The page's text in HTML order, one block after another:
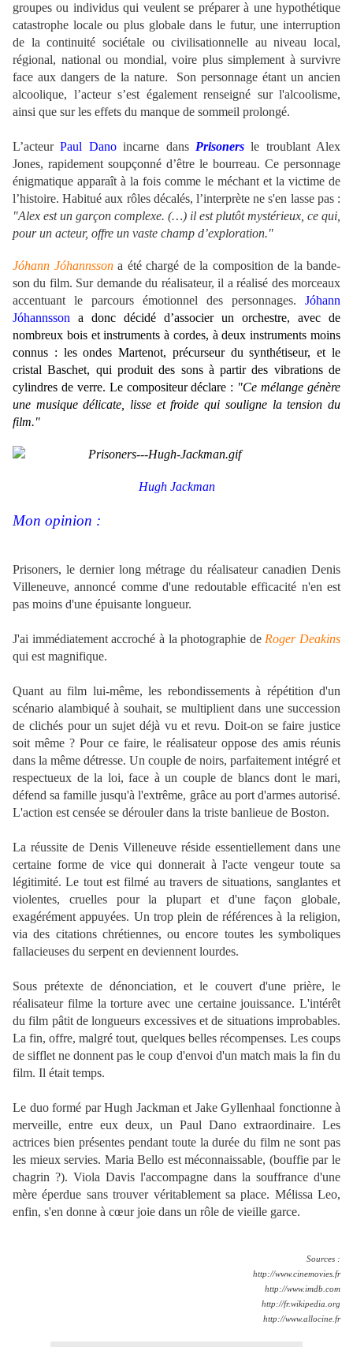
groupes ou individus qui veulent se préparer à une hypothétique
catastrophe locale ou plus globale dans le futur, une interruption
de la continuité sociétale ou civilisationnelle au niveau local,
régional, national ou mondial, voire plus simplement à survivre
face aux dangers de la nature. Son personnage étant un ancien
alcoolique, l’acteur s’est également renseigné sur l'alcoolisme,
ainsi que sur les effets du manque de sommeil prolongé.
L’acteurPaul Danoincarne dans Prisonersle troublant Alex
Jones, rapidement soupçonné d’être le bourreau. Ce personnage
énigmatique apparaît à la fois comme le méchant et la victime de
l’histoire. Habitué aux rôles décalés, l’interprète ne s'en lasse pas :
"Alex est un garçon complexe. (…) il est plutôt mystérieux, ce qui,
pour un acteur, offre un vaste champ d’exploration."
Jóhann Jóhannssona été chargé de la composition de la bande-
son du film. Sur demande du réalisateur, il a réalisé des morceaux
accentuant le parcours émotionnel des personnages.
Jóhann
Jóhannsson a donc décidé d’associer un orchestre, avec de
nombreux bois et instruments à cordes, à deux instruments moins
connus : les ondes Martenot, précurseur du synthétiseur, et le
cristal Baschet, qui produit des sons à partir des vibrations de
cylindres de verre. Le compositeur déclare : "Ce mélange génère
une musique délicate, lisse et froide qui souligne la tension du
film."
Hugh Jackman
Mon opinion :
Prisoners, le dernier long métrage du réalisateur canadien Denis
Villeneuve, annoncé comme d'une redoutable efficacité n'en est
pas moins d'une épuisante longueur.
J'ai immédiatement accroché à la photographie deRoger Deakins
qui est magnifique.
Quant au film lui-même, les rebondissements à répétition d'un
scénario alambiqué à souhait, se multiplient dans une succession
de clichés pour un sujet déjà vu et revu. Doit-on se faire justice
soit même ? Pour ce faire, le réalisateur oppose des amis réunis
dans la même détresse. Un couple de noirs, parfaitement intégré et
respectueux de la loi, face à un couple de blancs dont le mari,
défend sa famille jusqu'à l'extrême, grâce au port d'armes autorisé.
L'action est censée se dérouler dans la triste banlieue de Boston.
La réussite de Denis Villeneuve réside essentiellement dans une
certaine forme de vice qui donnerait à l'acte vengeur toute sa
légitimité. Le tout est filmé au travers de situations, sanglantes et
violentes, cruelles pour la plupart et d'une façon globale,
exagérément appuyées. Un trop plein de références à la religion,
via des citations chrétiennes, ou encore toutes les symboliques
fallacieuses du serpent en deviennent lourdes.
Sous prétexte de dénonciation, et le couvert d'une prière, le
réalisateur filme la torture avec une certaine jouissance. L'intérêt
du film pâtit de longueurs excessives et de situations improbables.
La fin, offre, malgré tout, quelques belles récompenses. Les coups
de sifflet ne donnent pas le coup d'envoi d'un match mais la fin du
film. Il était temps.
Le duo formé par Hugh Jackman et Jake Gyllenhaal fonctionne à
merveille, entre eux deux, un Paul Dano extraordinaire. Les
actrices bien présentes pendant toute la durée du film ne sont pas
les mieux servies. Maria Bello est méconnaissable, (bouffie par le
chagrin ?). Viola Davis l'accompagne dans la souffrance d'une
mère éperdue sans trouver véritablement sa place. Mélissa Leo,
enfin, s'en donne à cœur joie dans un rôle de vieille garce.
Sources :
http://www.cinemovies.fr
http://www.imdb.com
http://fr.wikipedia.org
http://www.allocine.fr